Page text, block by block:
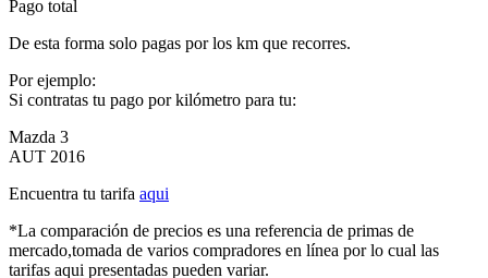
Pago total
De esta forma solo pagas por los km que recorres.
Por ejemplo:
Si contratas tu pago por kilómetro para tu:
Mazda 3
AUT 2016
Encuentra tu tarifa aqui
*La comparación de precios es una referencia de primas de
mercado,tomada de varios compradores en línea por lo cual las
tarifas aqui presentadas pueden variar.